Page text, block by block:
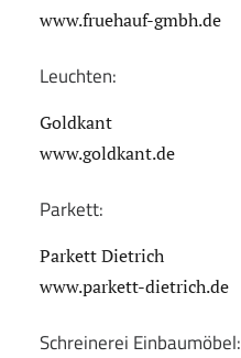
www.fruehauf-gmbh.de
Leuchten:
Goldkant
www.goldkant.de
Parkett:
Parkett Dietrich
www.parkett-dietrich.de
Schreinerei Einbaumöbel: